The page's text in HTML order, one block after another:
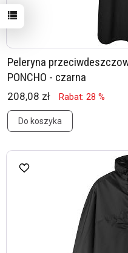
Peleryna
PONCHO - czarna
208,08 zł Rabat: 28 %
Do koszyka